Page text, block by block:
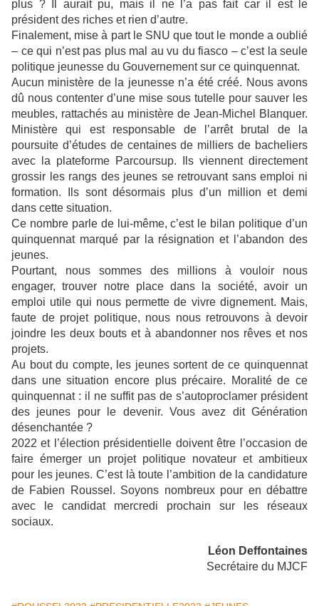
plus ? Il aurait pu, mais il ne l’a pas fait car il est le
président des riches et rien d’autre.
Finalement, mise à part le SNU que tout le monde a oublié
– ce qui n’est pas plus mal au vu du fiasco – c’est la seule
politique jeunesse du Gouvernement sur ce quinquennat.
Aucun ministère de la jeunesse n’a été créé. Nous avons
dû nous contenter d’une mise sous tutelle pour sauver les
meubles, rattachés au ministère de Jean-Michel Blanquer.
Ministère qui est responsable de l’arrêt brutal de la
poursuite d’études de centaines de milliers de bacheliers
avec la plateforme Parcoursup. Ils viennent directement
grossir les rangs des jeunes se retrouvant sans emploi ni
formation. Ils sont désormais plus d’un million et demi
dans cette situation.
Ce nombre parle de lui-même, c’est le bilan politique d’un
quinquennat marqué par la résignation et l’abandon des
jeunes.
Pourtant, nous sommes des millions à vouloir nous
engager, trouver notre place dans la société, avoir un
emploi utile qui nous permette de vivre dignement. Mais,
faute de projet politique, nous nous retrouvons à devoir
joindre les deux bouts et à abandonner nos rêves et nos
projets.
Au bout du compte, les jeunes sortent de ce quinquennat
dans une situation encore plus précaire. Moralité de ce
quinquennat : il ne suffit pas de s’autoproclamer président
des jeunes pour le devenir. Vous avez dit Génération
désenchantée ?
2022 et l’élection présidentielle doivent être l’occasion de
faire émerger un projet politique novateur et ambitieux
pour les jeunes. C’est là toute l’ambition de la candidature
de Fabien Roussel. Soyons nombreux pour en débattre
avec le candidat mercredi prochain sur les réseaux
sociaux.
Léon Deffontaines
Secrétaire du MJCF